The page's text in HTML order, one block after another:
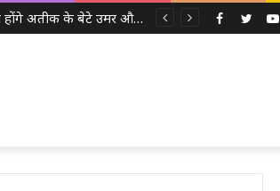
अबान के जनाजे में शामिल होंगे अतीक के बेटे उमर और अली, इलाहाबाद हाईकोर्ट ने दी पैरोल Facebook